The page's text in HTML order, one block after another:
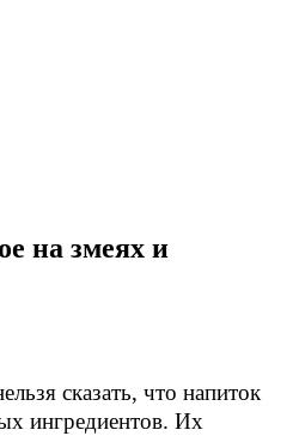
на змеях и
сказать, что напиток
ингредиентов. Их